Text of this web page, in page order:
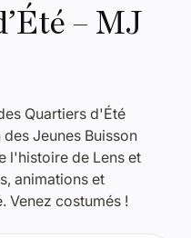
– MJ
Quartiers d'Été
Jeunes Buisson
l'histoire de Lens et
animations et
Venez costumés !